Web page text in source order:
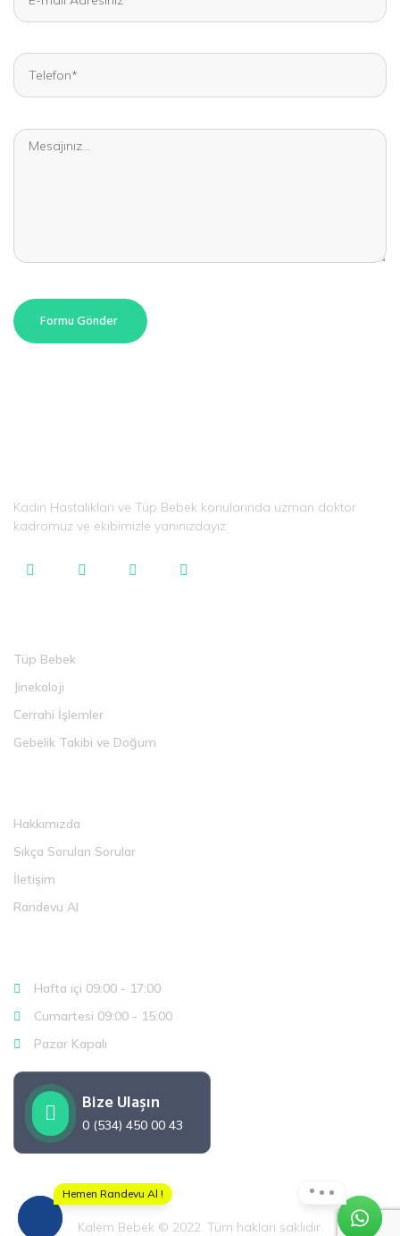
Formu Gönder
Kadın Hastalıkları ve Tüp Bebek konularında uzman doktor
kadromuz ve ekibimizle yanınızdayız
Tüp Bebek
Jinekoloji
Cerrahi İşlemler
Gebelik Takibi ve Doğum
Hakkımızda
Sıkça Sorulan Sorular
İletişim
Randevu Al
Hafta içi 09:00 - 17:00
Cumartesi 09:00 - 15:00
Pazar Kapalı
Bize Ulaşın
0 (534) 450 00 43
Kalem Bebek © 2022. Tüm hakları saklıdır.
Hemen Randevu Al !